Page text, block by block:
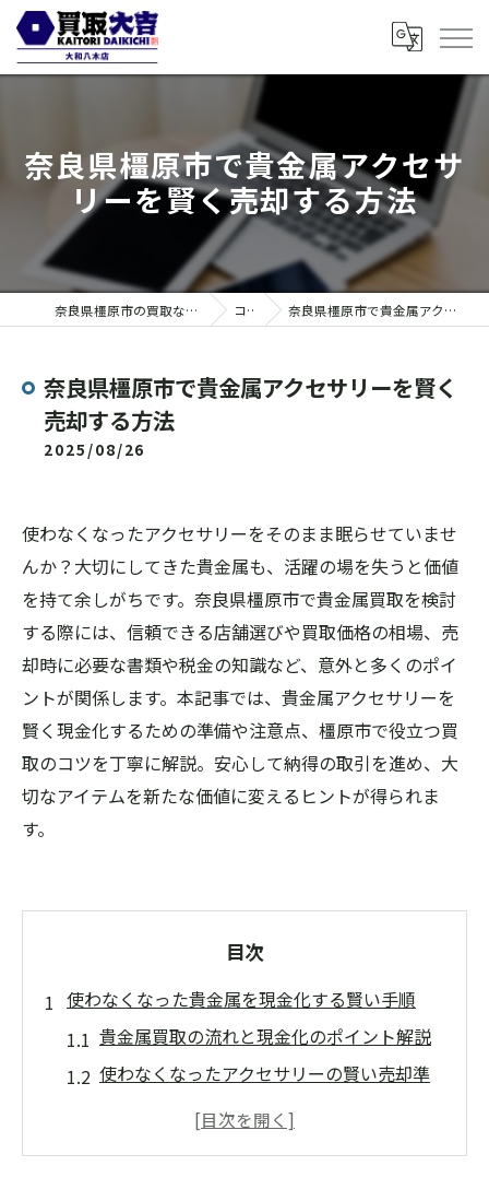
奈良県橿原市で貴金属アクセサ
リーを賢く売却する方法
奈良県橿原市の買取なら買取大吉 大和八木店 コラム 奈良県橿原市で貴金属アクセサリーを賢く売却する方法
奈良県橿原市で貴金属アクセサリーを賢く
売却する方法
2025/08/26
使わなくなったアクセサリーをそのまま眠らせていませ
んか？大切にしてきた貴金属も、活躍の場を失うと価値
を持て余しがちです。奈良県橿原市で貴金属買取を検討
する際には、信頼できる店舗選びや買取価格の相場、売
却時に必要な書類や税金の知識など、意外と多くのポイ
ントが関係します。本記事では、貴金属アクセサリーを
賢く現金化するための準備や注意点、橿原市で役立つ買
取のコツを丁寧に解説。安心して納得の取引を進め、大
切なアイテムを新たな価値に変えるヒントが得られま
す。
目次
使わなくなった貴金属を現金化する賢い手順
貴金属買取の流れと現金化のポイント解説
使わなくなったアクセサリーの賢い売却準